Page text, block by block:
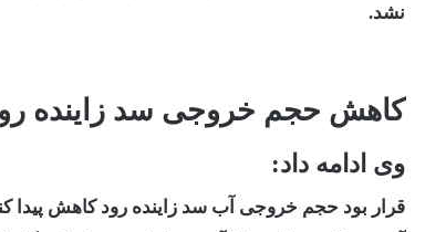
نشد.
کاهش حجم خروجی سد زاینده
وی ادامه داد:
قرار بود حجم خروجی آب سد زاینده رود کاهش پیدا